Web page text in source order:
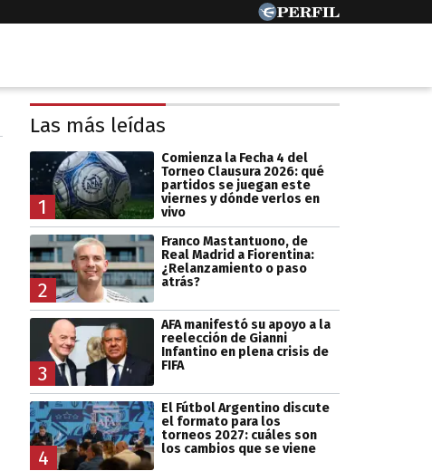
Las más leídas
1
Comienza la Fecha 4 del
Torneo Clausura 2026: qué
partidos se juegan este
viernes y dónde verlos en
vivo
2
Franco Mastantuono, de
Real Madrid a Fiorentina:
¿Relanzamiento o paso
atrás?
3
AFA manifestó su apoyo a la
reelección de Gianni
Infantino en plena crisis de
FIFA
4
El Fútbol Argentino discute
el formato para los
torneos 2027: cuáles son
los cambios que se viene